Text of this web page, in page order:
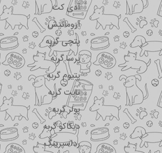
آدی کت
آروماتیش
پتچی گربه
پرسا گربه
پتیوم گربه
تاپت گربه
پولر گربه
دیکاکو گربه
رداسپرینگ